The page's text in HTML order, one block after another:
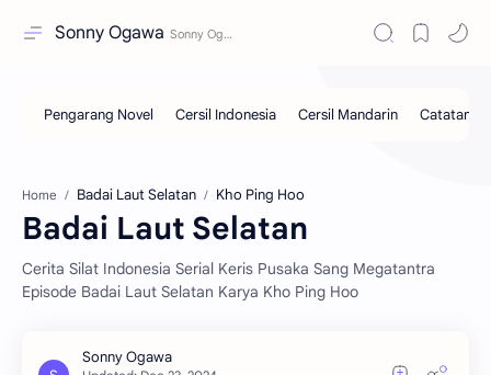
Sonny Ogawa
Home Badai Laut Selatan Kho Ping Hoo
Badai Laut Selatan
Cerita Silat Indonesia Serial Keris Pusaka Sang Megatantra
Episode Badai Laut Selatan Karya Kho Ping Hoo